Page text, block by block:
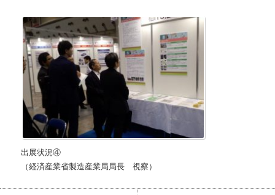
出展状況④
（経済産業省製造産業局局長 視察）